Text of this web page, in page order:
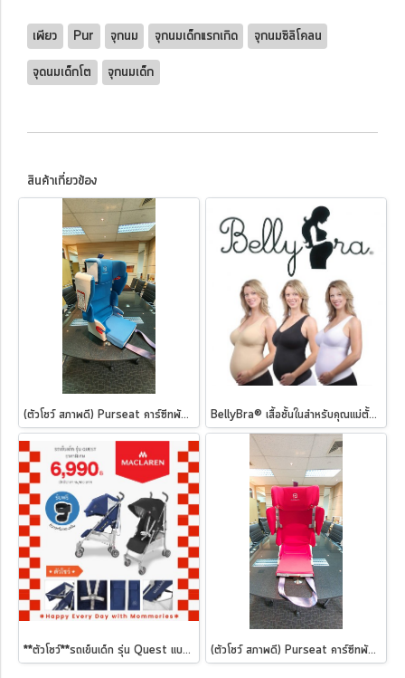
เพียว Pur จุกนม จุกนมเด็กแรกเกิด
จุกนมซิลิโคลน
จุดนมเด็กโต
จุกนมเด็ก
สินค้าเกี่ยวข้อง
(ตัวโชว์ สภาพดี) Purseat คาร์ซีทพับได้ ฟ้าอมเขียว BellyBra® เสื้อชั้นในสำหรับคุณแม่ตั้งครรภ์ Maternity Support Tank
**ตัวโชว์**รถเข็นเด็ก รุ่น Quest แบรนด์ Maclaren (ตัวโชว์ สภาพดี) Purseat คาร์ซีทพับได้ สีแดง